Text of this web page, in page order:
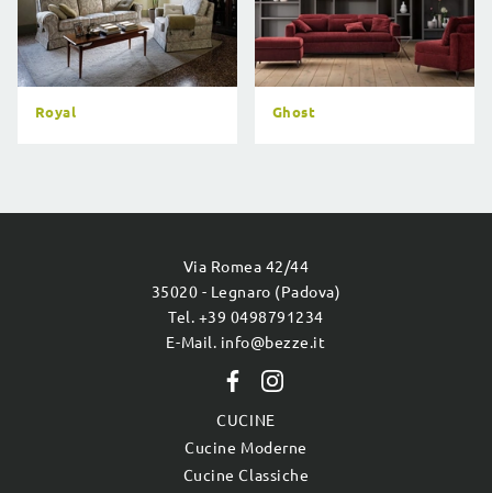
Royal Ghost
Via Romea 42/44
35020 - Legnaro (Padova)
Tel. +39 0498791234
E-Mail. info@bezze.it
CUCINE
Cucine Moderne
Cucine Classiche